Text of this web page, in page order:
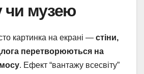
чи музею
картинка на екрані — стіни,
перетворюються на
. Ефект “вантажу всесвіту”